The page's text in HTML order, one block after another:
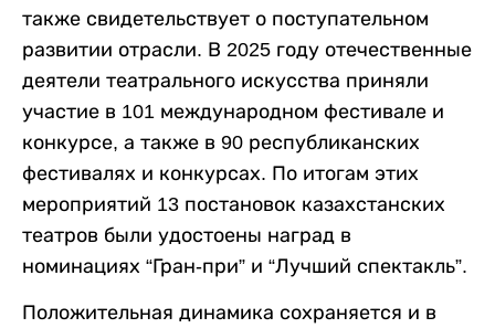
также свидетельствует о поступательном
развитии отрасли. В 2025 году отечественные
деятели театрального искусства приняли
участие в 101 международном фестивале и
конкурсе, а также в 90 республиканских
фестивалях и конкурсах. По итогам этих
мероприятий 13 постановок казахстанских
театров были удостоены наград в
номинациях “Гран-при” и “Лучший спектакль”.
Положительная динамика сохраняется и в